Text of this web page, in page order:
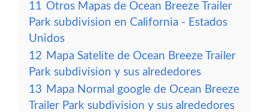
11 Otros Mapas de Ocean Breeze Trailer
Park subdivision en California - Estados
Unidos
12 Mapa Satelite de Ocean Breeze Trailer
Park subdivision y sus alrededores
13 Mapa Normal google de Ocean Breeze
Trailer Park subdivision y sus alrededores